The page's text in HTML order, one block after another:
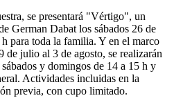
se presentará "Vértigo", un
German Dabat los sábados 26 de
para toda la familia. Y en el marco
julio al 3 de agosto, se realizarán
y domingos de 14 a 15 h y
Actividades incluidas en la
previa, con cupo limitado.